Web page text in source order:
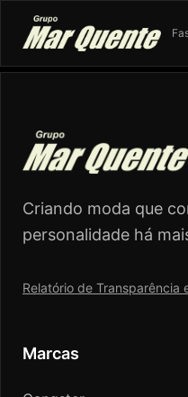
Criando moda que
personalidade há
Relatório de Transparência
Marcas